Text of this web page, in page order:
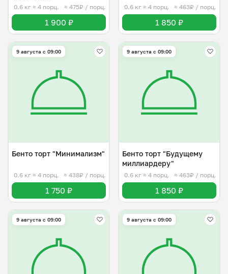
0.6 кг ≈ 4 порц. ≈ 475₽ / порц.
1 900 ₽
0.6 кг ≈ 4 порц. ≈ 463₽ / порц.
1 850 ₽
9 августа с 09:00
Бенто торт "Минимализм"
0.6 кг ≈ 4 порц. ≈ 438₽ / порц.
1 750 ₽
9 августа с 09:00
Бенто торт "Будущему
миллиардеру"
0.6 кг ≈ 4 порц. ≈ 463₽ / порц.
1 850 ₽
9 августа с 09:00 9 августа с 09:00